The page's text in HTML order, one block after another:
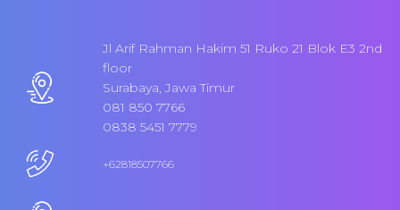
Jl Arif Rahman Hakim 51 Ruko 21 Blok E3 2nd
floor
Surabaya, Jawa Timur
081 850 7766
0838 5451 7779
+62818507766